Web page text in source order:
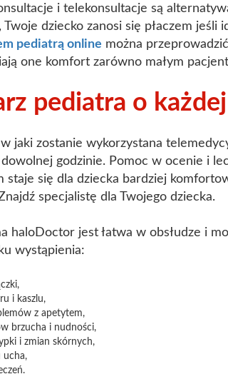
i telekonsultacje są
Twoje dziecko zanosi się płaczem
pediatrą online można
one komfort zarówno małym
pediatra o
jaki zostanie wykorzystana
godzinie. Pomoc w ocenie i
staje się dla dziecka bardziej
specjalistę dla Twojego dziecka.
haloDoctor jest łatwa w obsłudze i
wystąpienia:
i kaszlu,
z apetytem,
brzucha i nudności,
i zmian skórnych,
ucha,